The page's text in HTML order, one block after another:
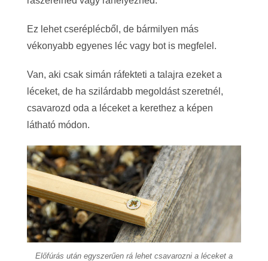
Ez lehet cseréplécből, de bármilyen más
vékonyabb egyenes léc vagy bot is megfelel.
Van, aki csak simán ráfekteti a talajra ezeket a
léceket, de ha szilárdabb megoldást szeretnél,
csavarozd oda a léceket a kerethez a képen
látható módon.
Előfúrás után egyszerűen rá lehet csavarozni a léceket a